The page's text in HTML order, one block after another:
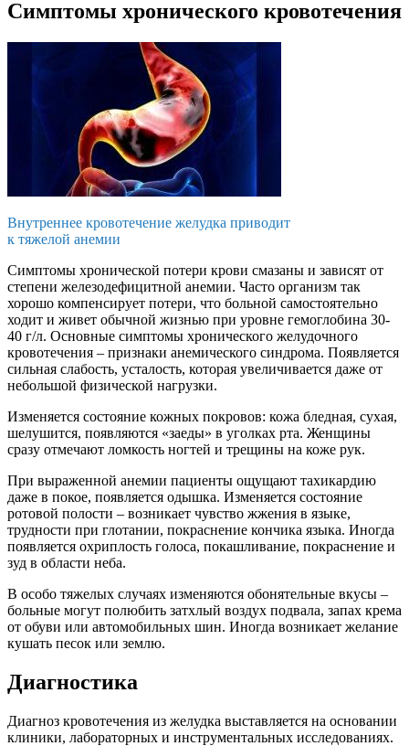
Симптомы хронического кровотечения
Внутреннее кровотечение желудка приводит
к тяжелой анемии
Симптомы хронической потери крови смазаны и зависят от
степени железодефицитной анемии. Часто организм так
хорошо компенсирует потери, что больной самостоятельно
ходит и живет обычной жизнью при уровне гемоглобина 30-
40 г/л. Основные симптомы хронического желудочного
кровотечения – признаки анемического синдрома. Появляется
сильная слабость, усталость, которая увеличивается даже от
небольшой физической нагрузки.
Изменяется состояние кожных покровов: кожа бледная, сухая,
шелушится, появляются «заеды» в уголках рта. Женщины
сразу отмечают ломкость ногтей и трещины на коже рук.
При выраженной анемии пациенты ощущают тахикардию
даже в покое, появляется одышка. Изменяется состояние
ротовой полости – возникает чувство жжения в языке,
трудности при глотании, покраснение кончика языка. Иногда
появляется охриплость голоса, покашливание, покраснение и
зуд в области неба.
В особо тяжелых случаях изменяются обонятельные вкусы –
больные могут полюбить затхлый воздух подвала, запах крема
от обуви или автомобильных шин. Иногда возникает желание
кушать песок или землю.
Диагностика
Диагноз кровотечения из желудка выставляется на основании
клиники, лабораторных и инструментальных исследованиях.